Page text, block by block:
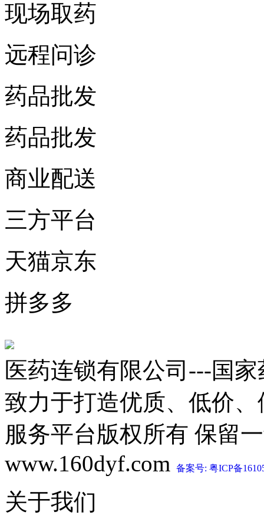
现场取药
远程问诊
药品批发
药品批发
商业配送
三方平台
天猫京东
拼多多
医药连锁有限公司---国
致力于打造优质、低价
服务平台版权所有 保留
www.160dyf.com
备案号: 粤ICP备
关于我们